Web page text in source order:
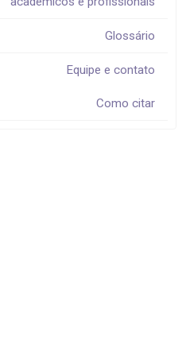
Glossário
Equipe e contato
Como citar